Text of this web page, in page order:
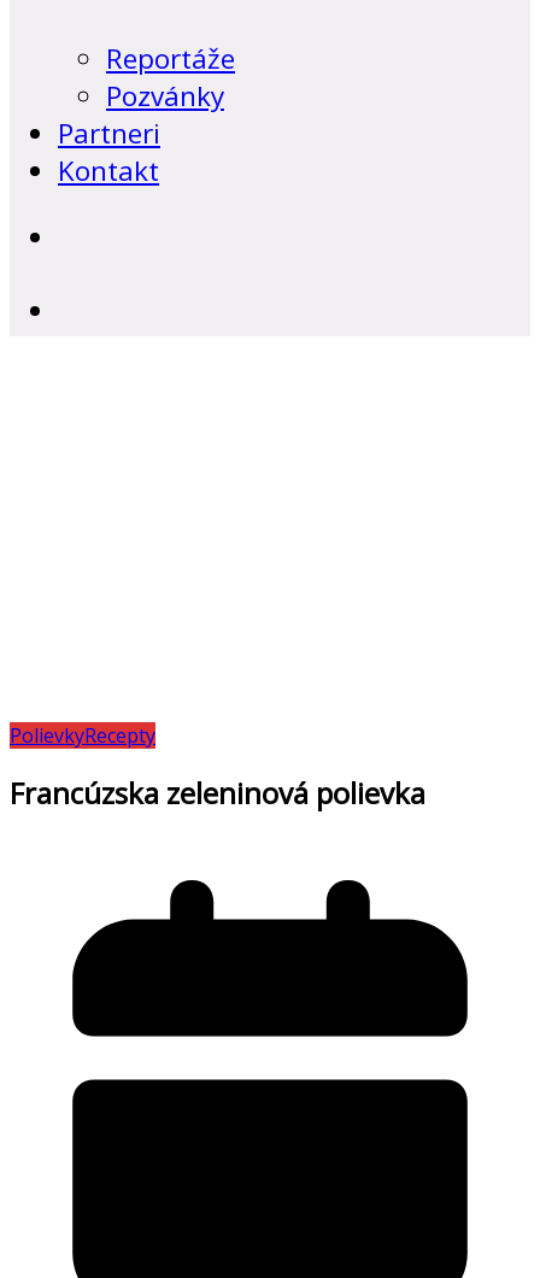
Reportáže
Pozvánky
Partneri
Kontakt
PolievkyRecepty
Francúzska zeleninová polievka